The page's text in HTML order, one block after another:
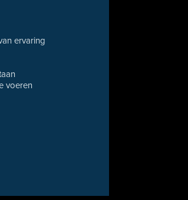
ervaring
voeren